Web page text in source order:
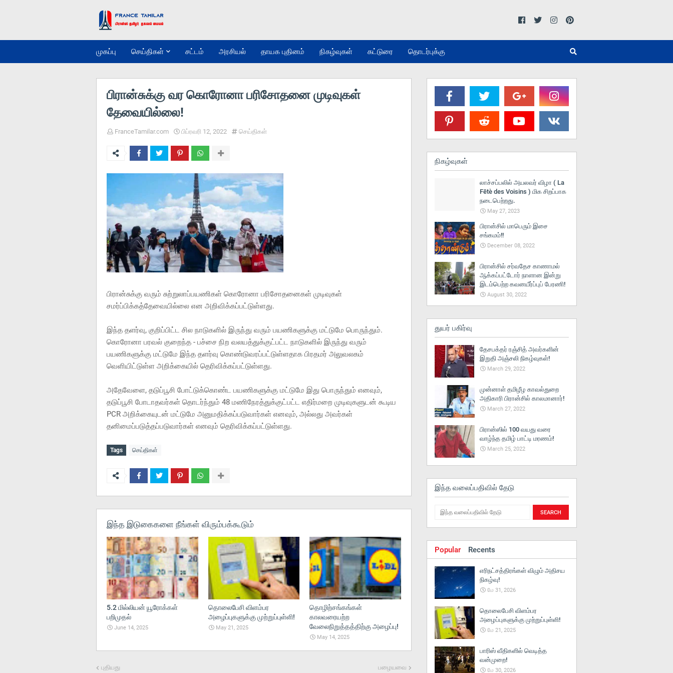
முகப்பு செய்திகள் சட்டம் அரசியல் தாயக புதினம் நிகழ்வுகள் கட்டுரை தொடர்புக்கு
பிரான்சுக்கு வர கொரோனா பரிசோதனை முடிவுகள்
தேவையில்லை!
FranceTamilar.com பிப்ரவரி 12, 2022 செய்திகள்
பிரான்சுக்கு வரும் சுற்றுலாப்பயணிகள் கொரோனா பரிசோதனைகள் முடிவுகள்
சமர்ப்பிக்கத்தேவையில்லை என அறிவிக்கப்பட்டுள்ளது.
இந்த தளர்வு, குறிப்பிட்ட சில நாடுகளில் இருந்து வரும் பயணிகளுக்கு மட்டுமே பொருந்தும்.
கொரோனா பரவல் குறைந்த - பச்சை நிற வலயத்துக்குட்பட்ட நாடுகளில் இருந்து வரும்
பயணிகளுக்கு மட்டுமே இந்த தளர்வு கொண்டுவரப்பட்டுள்ளதாக பிரதமர் அலுவலகம்
வெளியிட்டுள்ள அறிக்கையில் தெரிவிக்கப்பட்டுள்ளது.
அதேவேளை, தடுப்பூசி போட்டுக்கொண்ட பயணிகளுக்கு மட்டுமே இது பொருந்தும் எனவும்,
தடுப்பூசி போடாதவர்கள் தொடர்ந்தும் 48 மணிநேரத்துக்குட்பட்ட எதிர்மறை முடிவுகளுடன் கூடிய
PCR அறிக்கையுடன் மட்டுமே அனுமதிக்கப்படுவார்கள் எனவும், அல்லது அவர்கள்
தனிமைப்படுத்தப்படுவார்கள் எனவும் தெரிவிக்கப்பட்டுள்ளது.
Tags செய்திகள்
இந்த இடுகைகளை நீங்கள் விரும்பக்கூடும்
5.2 மில்லியன் யூரோக்கள்
பறிமுதல்
June 14, 2025
தொலைபேசி விளம்பர
அழைப்புகளுக்கு முற்றுப்புள்ளி!
May 21, 2025
தொழிற்சங்கங்கள்
காலவரையற்ற
வேலைநிறுத்தத்திற்கு அழைப்பு!
May 14, 2025
புதியது பழையவை
நிகழ்வுகள்
லாச்சப்பலில் அயலவர் விழா ( La
Fētè des Voisins ) மிக சிறப்பாக
நடைபெற்றது.
May 27, 2023
பிரான்சில் மாபெரும் இசை
சங்கமம்!!
December 08, 2022
பிரான்சில் சர்வதேச காணாமல்
ஆக்கப்பட்டோர் நாளான இன்று
இடம்பெற்ற கவனயீர்ப்புப் பேரணி!
August 30, 2022
துயர் பகிர்வு
தேசபக்தர் ரஞ்சித் அவர்களின்
இறுதி அஞ்சலி நிகழ்வுகள்!
March 29, 2022
முன்னாள் தமிழீழ காவல்துறை
அதிகாரி பிரான்சில் காலமானார்!
March 27, 2022
பிரான்ஸில் 100 வயது வரை
வாழ்ந்த தமிழ் பாட்டி மரணம்!
March 25, 2022
இந்த வலைப்பதிவில் தேடு
Popular Recents
எரிநட்சத்திரங்கள் விழும் அதிசய
நிகழ்வு!
மே 31, 2026
தொலைபேசி விளம்பர
அழைப்புகளுக்கு முற்றுப்புள்ளி!
மே 21, 2025
பாரிஸ் வீதிகளில் வெடித்த
வன்முறை!
மே 30, 2026